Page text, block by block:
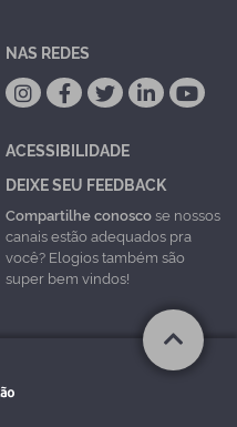
NAS REDES
ACESSIBILIDADE
DEIXE SEU FEEDBACK
Compartilhe conoscose nossos
canais estão adequados pra
você? Elogios também são
super bem vindos!